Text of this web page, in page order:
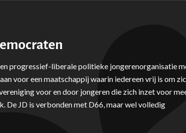
progressief-liberale politieke jongerenorganisatie
voor een maatschappij waarin iedereen vrij is om
voor en door jongeren die zich inzet voor
De JD is verbonden met D66, maar wel volledig